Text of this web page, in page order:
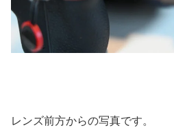
レンズ前方からの写真です。